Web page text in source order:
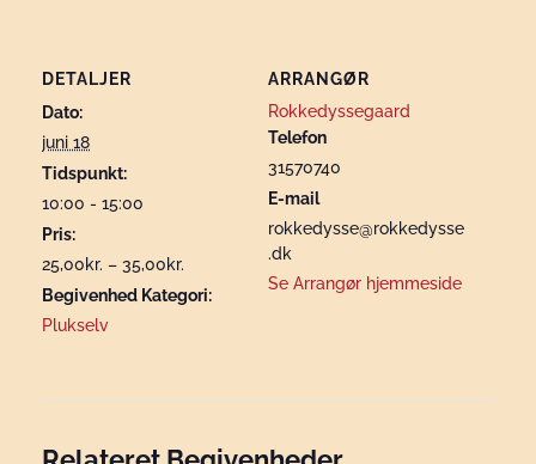
DETALJER
Dato:
juni 18
Tidspunkt:
10:00 - 15:00
Pris:
25,00kr. – 35,00kr.
Begivenhed Kategori:
Plukselv
ARRANGØR
Rokkedyssegaard
Telefon
31570740
E-mail
rokkedysse@rokkedysse
.dk
Se Arrangør hjemmeside